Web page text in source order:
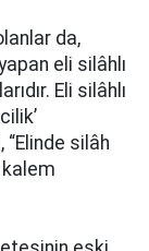
da,
eli silâhlı
Eli silâhlı
silâh